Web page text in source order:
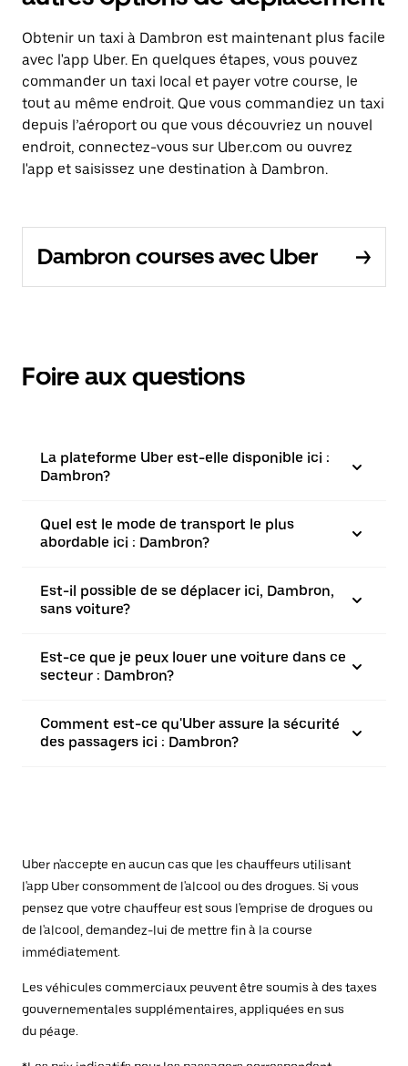
Obtenir un taxi à Dambron est maintenant plus facile
avec l'app Uber. En quelques étapes, vous pouvez
commander un taxi local et payer votre course, le
tout au même endroit. Que vous commandiez un taxi
depuis l’aéroport ou que vous découvriez un nouvel
endroit, connectez-vous sur Uber.com ou ouvrez
l'app et saisissez une destination à Dambron.
Dambron courses avec Uber
Foire aux questions
La plateforme Uber est-elle disponible ici :
Dambron?
Quel est le mode de transport le plus
abordable ici : Dambron?
Est-il possible de se déplacer ici, Dambron,
sans voiture?
Est-ce que je peux louer une voiture dans ce
secteur : Dambron?
Comment est-ce qu'Uber assure la sécurité
des passagers ici : Dambron?
Uber n'accepte en aucun cas que les chauffeurs utilisant
l'app Uber consomment de l'alcool ou des drogues. Si vous
pensez que votre chauffeur est sous l'emprise de drogues ou
de l'alcool, demandez-lui de mettre fin à la course
immédiatement.
Les véhicules commerciaux peuvent être soumis à des taxes
gouvernementales supplémentaires, appliquées en sus
du péage.